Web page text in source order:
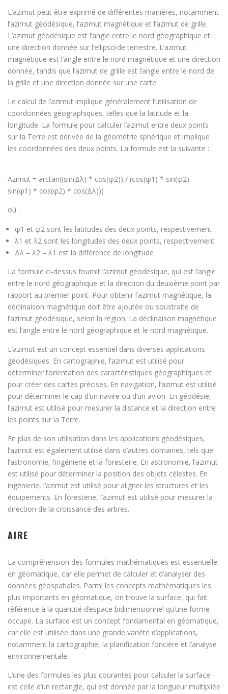
L’azimut peut être exprimé de différentes manières, notamment
l’azimut géodésique, l’azimut magnétique et l’azimut de grille.
L’azimut géodésique est l’angle entre le nord géographique et
une direction donnée sur l’ellipsoïde terrestre. L’azimut
magnétique est l’angle entre le nord magnétique et une direction
donnée, tandis que l’azimut de grille est l’angle entre le nord de
la grille et une direction donnée sur une carte.
Le calcul de l’azimut implique généralement l’utilisation de
coordonnées géographiques, telles que la latitude et la
longitude. La formule pour calculer l’azimut entre deux points
sur la Terre est dérivée de la géométrie sphérique et implique
les coordonnées des deux points. La formule est la suivante :
Azimut = arctan((sin(Δλ) * cos(φ2)) / (cos(φ1) * sin(φ2) –
sin(φ1) * cos(φ2) * cos(Δλ)))
où :
φ1 et φ2 sont les latitudes des deux points, respectivement
λ1 et λ2 sont les longitudes des deux points, respectivement
Δλ = λ2 – λ1 est la différence de longitude
La formule ci-dessus fournit l’azimut géodésique, qui est l’angle
entre le nord géographique et la direction du deuxième point par
rapport au premier point. Pour obtenir l’azimut magnétique, la
déclinaison magnétique doit être ajoutée ou soustraite de
l’azimut géodésique, selon la région. La déclinaison magnétique
est l’angle entre le nord géographique et le nord magnétique.
L’azimut est un concept essentiel dans diverses applications
géodésiques. En cartographie, l’azimut est utilisé pour
déterminer l’orientation des caractéristiques géographiques et
pour créer des cartes précises. En navigation, l’azimut est utilisé
pour déterminer le cap d’un navire ou d’un avion. En géodésie,
l’azimut est utilisé pour mesurer la distance et la direction entre
les points sur la Terre.
En plus de son utilisation dans les applications géodésiques,
l’azimut est également utilisé dans d’autres domaines, tels que
l’astronomie, l’ingénierie et la foresterie. En astronomie, l’azimut
est utilisé pour déterminer la position des objets célestes. En
ingénierie, l’azimut est utilisé pour aligner les structures et les
équipements. En foresterie, l’azimut est utilisé pour mesurer la
direction de la croissance des arbres.
AIRE
La compréhension des formules mathématiques est essentielle
en géomatique, car elle permet de calculer et d’analyser des
données géospatiales. Parmi les concepts mathématiques les
plus importants en géomatique, on trouve la surface, qui fait
référence à la quantité d’espace bidimensionnel qu’une forme
occupe. La surface est un concept fondamental en géomatique,
car elle est utilisée dans une grande variété d’applications,
notamment la cartographie, la planification foncière et l’analyse
environnementale.
L’une des formules les plus courantes pour calculer la surface
est celle d’un rectangle, qui est donnée par la longueur multipliée